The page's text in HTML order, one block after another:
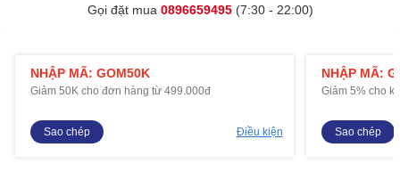
Gọi đặt mua 0896659495(7:30 - 22:00)
NHẬP MÃ: GOM50K
Giảm 50K cho đơn hàng từ 499.000đ
Sao chép Điều kiện
NHẬP MÃ:
Giảm 5% cho
Sao chép